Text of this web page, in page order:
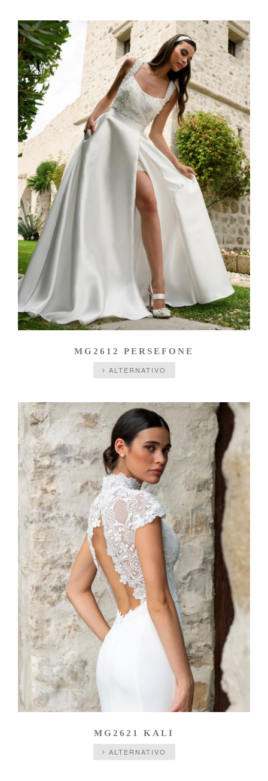
MG2612 PERSEFONE
ALTERNATIVO
MG2621 KALI
ALTERNATIVO